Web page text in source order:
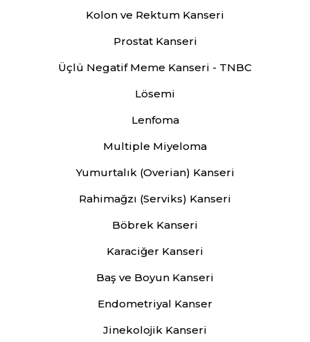
Kolon ve Rektum Kanseri
Prostat Kanseri
Üçlü Negatif Meme Kanseri - TNBC
Lösemi
Lenfoma
Multiple Miyeloma
Yumurtalık (Overian) Kanseri
Rahimağzı (Serviks) Kanseri
Böbrek Kanseri
Karaciğer Kanseri
Baş ve Boyun Kanseri
Endometriyal Kanser
Jinekolojik Kanseri